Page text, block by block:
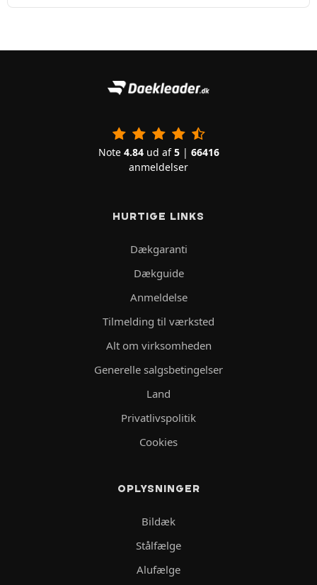
Note 4.84ud af5| 66416
anmeldelser
HURTIGE LINKS
Dækgaranti
Dækguide
Anmeldelse
Tilmelding til værksted
Alt om virksomheden
Generelle salgsbetingelser
Land
Privatlivspolitik
Cookies
OPLYSNINGER
Bildæk
Stålfælge
Alufælge